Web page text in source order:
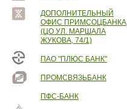
ДОПОЛНИТЕЛЬНЫЙ
ОФИС ПРИМСОЦБАНКА
(ЦО УЛ. МАРШАЛА
ЖУКОВА, 74/1)
ПАО "ПЛЮС БАНК"
ПРОМСВЯЗЬБАНК
ПФС-БАНК